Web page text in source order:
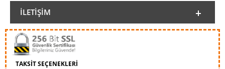
İLETIŞIM
TAKSİT SEÇENEKLERİ